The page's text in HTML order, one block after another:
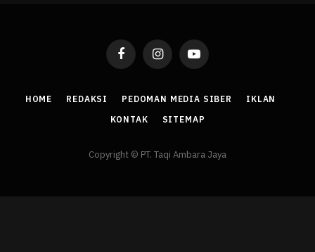
FacebookInstagramYouTube
HOME REDAKSI PEDOMAN MEDIA SIBER
IKLAN
KONTAK
SITEMAP
Copyright © PT. Taqi Ambara Jaya